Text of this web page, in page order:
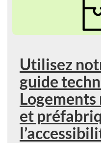
Utilisez
guide
et